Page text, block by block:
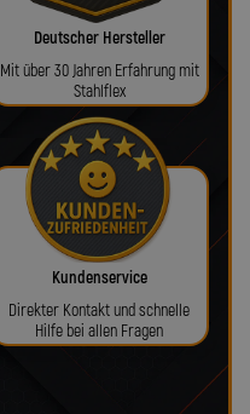
Deutscher Hersteller
Mit über 30 Jahren Erfahrung mit
Stahlflex
Kundenservice
Direkter Kontakt und schnelle
Hilfe bei allen Fragen